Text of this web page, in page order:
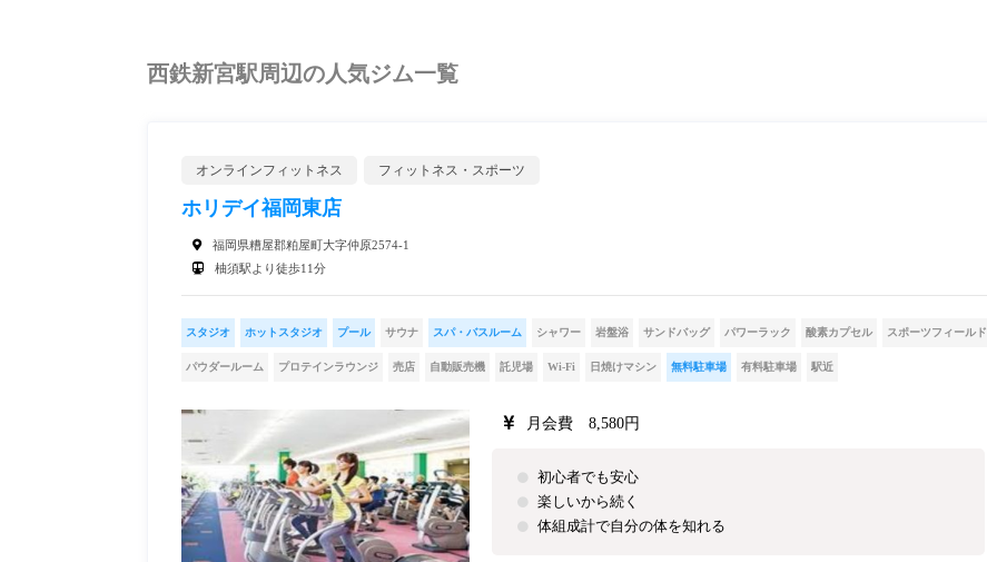
西鉄新宮駅周辺の人気ジム一覧
オンラインフィットネス フィットネス・スポーツ
ホリデイ福岡東店
福岡県糟屋郡粕屋町大字仲原2574-1
柚須駅より徒歩11分
スタジオ ホットスタジオ プール サウナ スパ・バスルーム シャワー 岩盤浴 サンドバッグ パワーラック 酸素カプセル スポーツフィールド
パウダールーム プロテインラウンジ 売店 自動販売機 託児場 Wi-Fi 日焼けマシン 無料駐車場 有料駐車場 駅近
月会費 8,580円
初心者でも安心
楽しいから続く
体組成計で自分の体を知れる